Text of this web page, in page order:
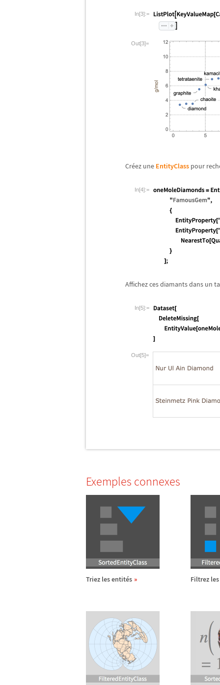
In[3]:=
Out[3]=
Créez une EntityClass pour
In[4]:=
Affichez ces diamants dans un
In[5]:=
Out[5]=
Exemples connexes
Triez les entités Filtrez